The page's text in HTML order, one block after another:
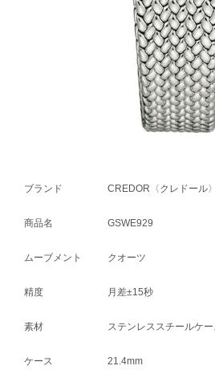
ブランド CREDOR〈クレドール〉
商品名 GSWE929
ムーブメント クオーツ
精度 月差±15秒
素材 ステンレススチールケー
ケース 21.4mm